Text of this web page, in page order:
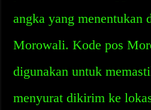
angka yang menentukan
Morowali. Kode pos
digunakan untuk
menyurat dikirim ke